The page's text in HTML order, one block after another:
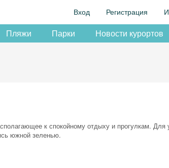
Вход Регистрация
Пляжи Парки Новости курортов
к спокойному отдыху и прогулкам. Для
южной зеленью.